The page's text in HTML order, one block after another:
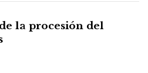
la procesión del